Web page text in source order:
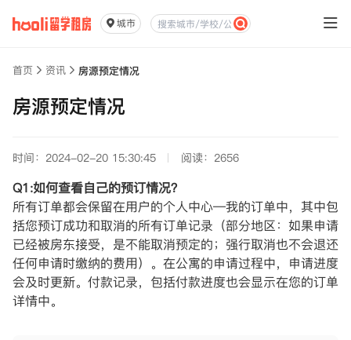
城市
首页 资讯 房源预定情况
房源预定情况
时间：2024-02-20 15:30:45 阅读：2656
Q1:如何查看自己的预订情况？
所有订单都会保留在用户的个人中心—我的订单中，其中包
括您预订成功和取消的所有订单记录（部分地区：如果申请
已经被房东接受，是不能取消预定的；强行取消也不会退还
任何申请时缴纳的费用）。在公寓的申请过程中，申请进度
会及时更新。付款记录，包括付款进度也会显示在您的订单
详情中。